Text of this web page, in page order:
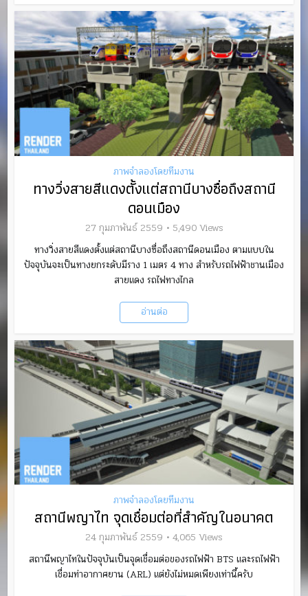
ภาพจำลองโดยทีมงาน
ทางวิ่งสายสีแดงตั้งแต่สถานีบางซื่อถึงสถานี
ดอนเมือง
27 กุมภาพันธ์ 2559
5,490 Views
ทางวิ่งสายสีแดงตั้งแต่สถานีบางซื่อถึงสถานีดอนเมือง ตามแบบใน
ปัจจุบันจะเป็นทางยกระดับมีราง 1 เมตร 4 ทาง สำหรับรถไฟฟ้าชานเมือง
สายแดง รถไฟทางไกล
อ่านต่อ
ภาพจำลองโดยทีมงาน
สถานีพญาไท จุดเชื่อมต่อที่สำคัญในอนาคต
24 กุมภาพันธ์ 2559
4,065 Views
สถานีพญาไทในปัจจุบันเป็นจุดเชื่อมต่อของรถไฟฟ้า BTS และรถไฟฟ้า
เชื่อมท่าอากาศยาน (ARL) แต่ยังไม่หมดเพียงเท่านี้ครับ